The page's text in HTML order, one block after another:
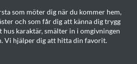
som möter dig när du kommer hem,
och som får dig att känna dig trygg
hus karaktär, smälter in i omgivningen
Vi hjälper dig att hitta din favorit.